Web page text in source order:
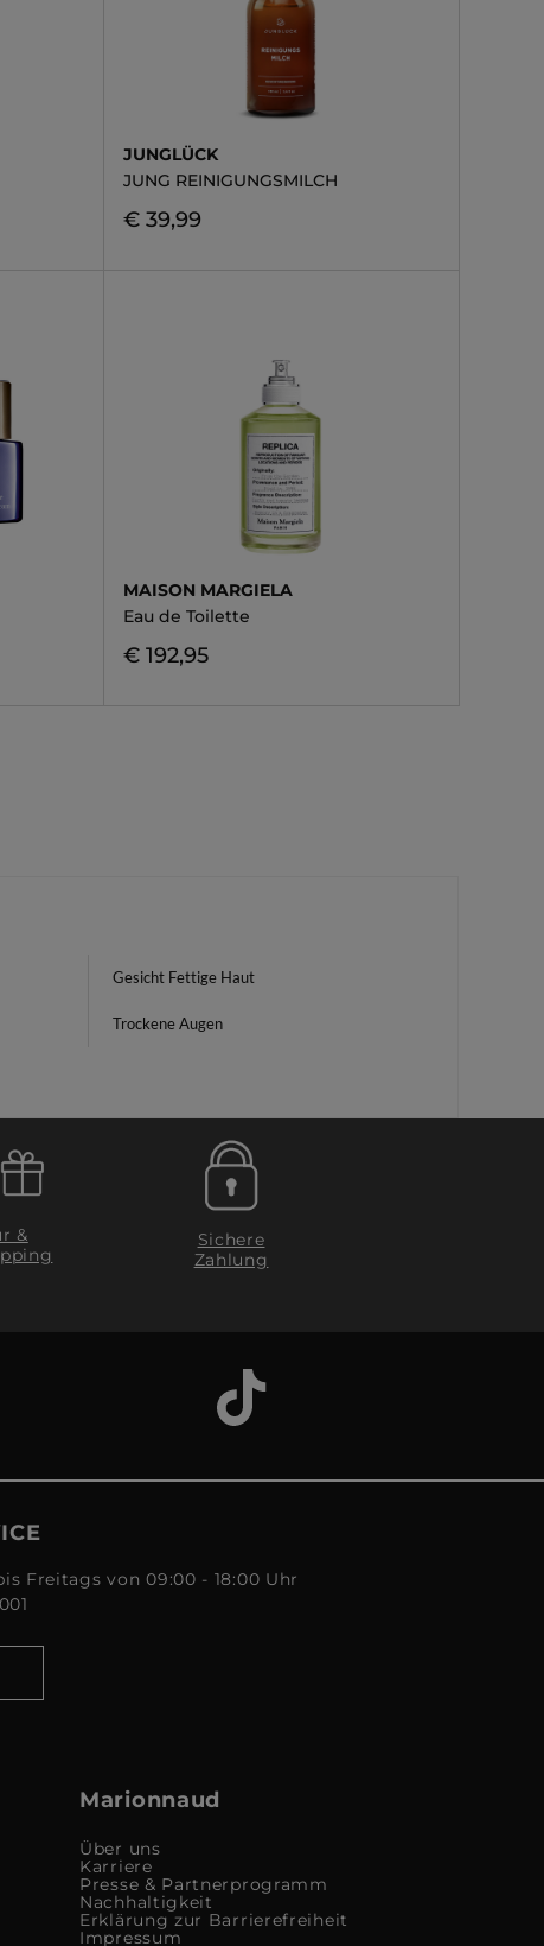
JUNGLÜCK
JUNG REINIGUNGSMILCH
€ 39,99
MAISON MARGIELA
Eau de Toilette
€ 192,95
Gesicht Fettige Haut
Trockene Augen
&
Sichere
Zahlung
Freitags von 09:00 - 18:00 Uhr
Marionnaud
Über uns
Karriere
Presse & Partnerprogramm
Nachhaltigkeit
Erklärung zur Barrierefreiheit
Impressum